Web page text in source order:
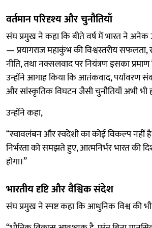
वर्तमान परिदृश्य और चुनौतियाँ
संघ प्रमुख ने कहा कि बीते वर्ष में भारत ने अनेक
— प्रयागराज महाकुंभ की विश्वस्तरीय सफलता,
नीति, तथा नक्सलवाद पर नियंत्रण इसका
उन्होंने आगाह किया कि आतंकवाद, पर्यावरण
और सांस्कृतिक विघटन जैसी चुनौतियाँ अभी भी
उन्होंने कहा,
“स्वावलंबन और स्वदेशी का कोई विकल्प नहीं
निर्भरता को समझते हुए, आत्मनिर्भर भारत की
होगा।”
भारतीय दृष्टि और वैश्विक संदेश
संघ प्रमुख ने स्पष्ट कहा कि आधुनिक विश्व की